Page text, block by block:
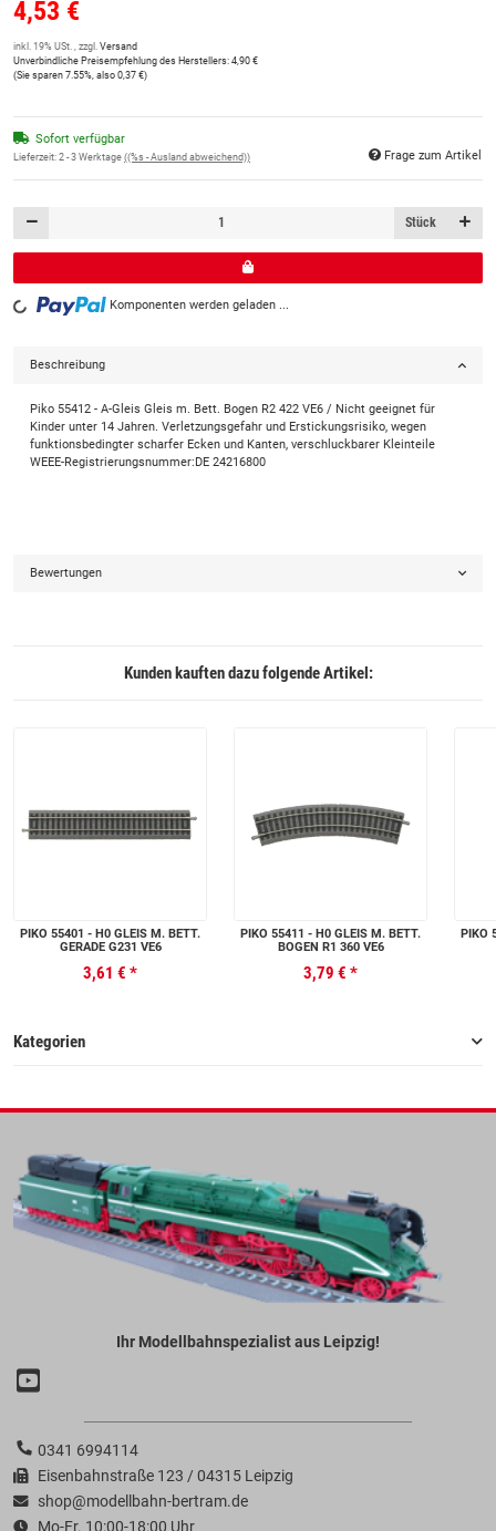
4,53 €
inkl. 19% USt. , zzgl. Versand
Unverbindliche Preisempfehlung des Herstellers: 4,90 €
(Sie sparen 7.55%, also 0,37 €)
Sofort verfügbar
Lieferzeit: 2 - 3 Werktage ((%s - Ausland abweichend)) Frage zum Artikel
Stück
Loading... Komponenten werden geladen ...
Beschreibung
Piko 55412 - A-Gleis Gleis m. Bett. Bogen R2 422 VE6 / Nicht geeignet für
Kinder unter 14 Jahren. Verletzungsgefahr und Erstickungsrisiko, wegen
funktionsbedingter scharfer Ecken und Kanten, verschluckbarer Kleinteile
WEEE-Registrierungsnummer:DE 24216800
Bewertungen
Kunden kauften dazu folgende Artikel:
PIKO 55401 - H0 GLEIS M. BETT.
GERADE G231 VE6
3,61 € *
PIKO 55411 - H0 GLEIS M. BETT.
BOGEN R1 360 VE6
3,79 € *
PIKO
Kategorien
Ihr Modellbahnspezialist aus Leipzig!
0341 6994114
Eisenbahnstraße 123 / 04315 Leipzig
shop@modellbahn-bertram.de
Mo-Fr. 10:00-18:00 Uhr